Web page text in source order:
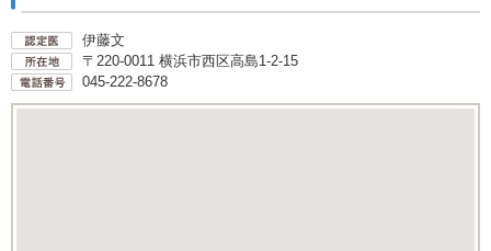
伊藤文
〒220-0011 横浜市西区高島1-2-15
045-222-8678